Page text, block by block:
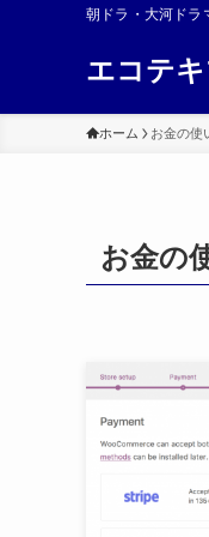
朝ドラ・大河ドラ
エコテ
ホーム お金の使
お金の